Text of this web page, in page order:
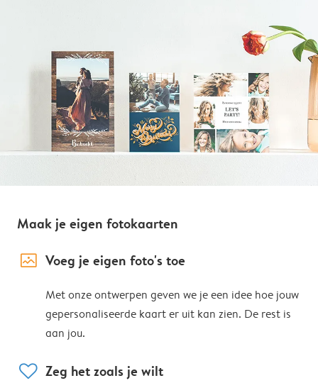
Maak je eigen fotokaarten
image_placeholder Voeg je eigen foto's toe
Met onze ontwerpen geven we je een idee hoe jouw
gepersonaliseerde kaart er uit kan zien. De rest is
aan jou.
heart Zeg het zoals je wilt